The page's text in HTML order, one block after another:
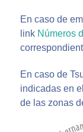
En caso de
link Números
En caso de
indicadas en
de las zonas